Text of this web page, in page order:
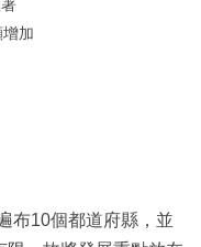
加
布10個都道府縣，並